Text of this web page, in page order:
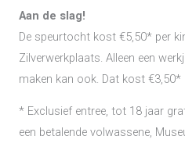
Aan de slag!
De speurtocht kost €5,50* per
Zilverwerkplaats. Alleen een
maken kan ook. Dat kost €3,50*
* Exclusief entree, tot 18 jaar
een betalende volwassene,